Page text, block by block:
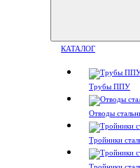
КАТАЛОГ
Трубы ППУ
Отводы
Тройники